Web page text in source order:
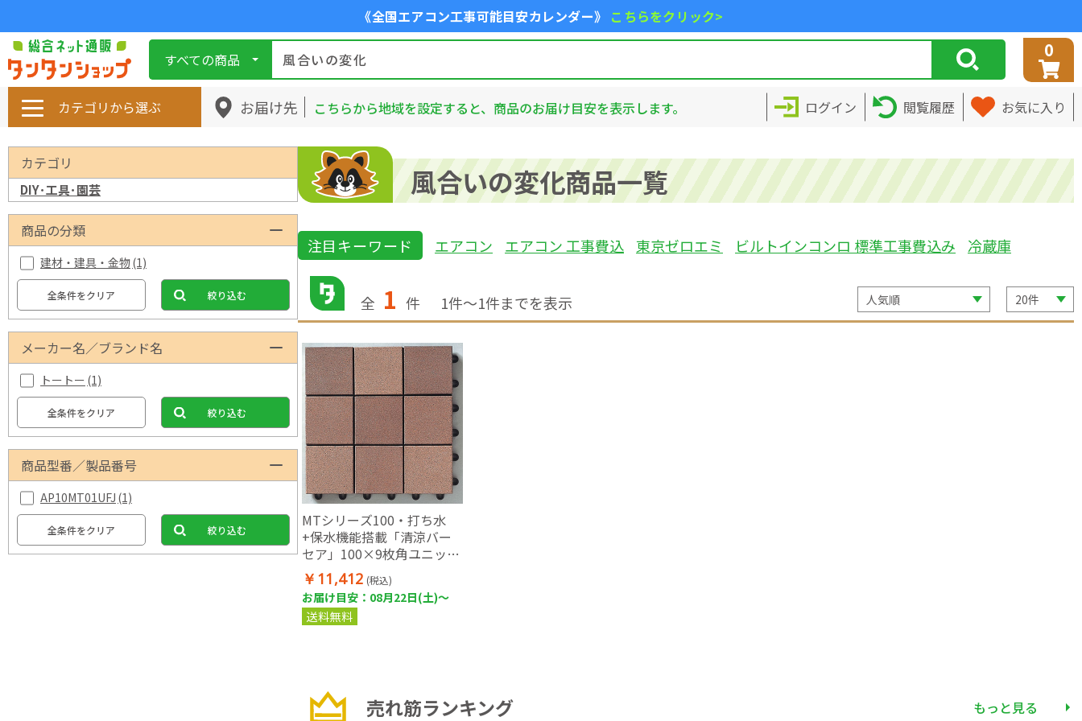
《全国エアコン工事可能目安カレンダー》 こちらをクリック>
すべての商品 0
カテゴリから選ぶ お届け先 こちらから地域を設定すると、商品のお届け目安を表示します。 ログイン 閲覧履歴 お気に入り
カテゴリ
DIY･工具･園芸
商品の分類
建材・建具・金物(1)
全条件をクリア 絞り込む
メーカー名／ブランド名
トートー (1)
全条件をクリア 絞り込む
商品型番／製品番号
AP10MT01UFJ (1)
全条件をクリア 絞り込む
風合いの変化商品一覧
注目キーワード エアコン エアコン 工事費込 東京ゼロエミ ビルトインコンロ 標準工事費込み 冷蔵庫
全 1 件 1件〜1件までを表示
MTシリーズ100・打ち水
+保水機能搭載「清涼バー
セア」100×9枚角ユニット
(10枚セット)(セサミオレン
ジ)
￥11,412 (税込)
お届け目安：08月22日(土)～
送料無料
売れ筋ランキング もっと見る